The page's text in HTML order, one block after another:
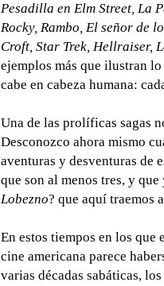
Pesadilla en Elm Street, La
Rocky, Rambo, El señor de
Croft, Star Trek, Hellraiser,
ejemplos más que ilustran
cabe en cabeza humana:
Una de las prolíficas sagas
Desconozco ahora mismo
aventuras y desventuras de
que son al menos tres, y
Lobezno? que aquí traemos
En estos tiempos en los
cine americana parece
varias décadas sabáticas,